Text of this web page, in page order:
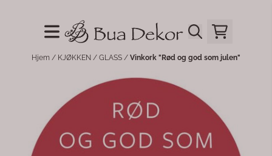
Hopp til innhold
Hjem / KJØKKEN / GLASS / Vinkork "Rød og god som julen"